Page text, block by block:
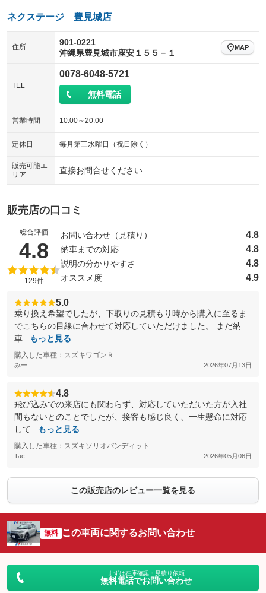
ネクステージ 豊見城店
住所
901-0221
沖縄県豊見城市座安１５５－１
MAP
TEL
0078-6048-5721
無料電話
営業時間 10:00～20:00
定休日 毎月第三水曜日（祝日除く）
販売可能エ
リア
直接お問合せください
販売店の口コミ
総合評価
4.8 （5点満点中）
129件
お問い合わせ（見積り） 4.8
納車までの対応 4.8
説明の分かりやすさ 4.8
オススメ度 4.9
5.0
乗り換え希望でしたが、下取りの見積もり時から購入に至るま
でこちらの目線に合わせて対応していただけました。 まだ納
車...
もっと見る
購入した車種：スズキワゴンＲ
みー 2026年07月13日
4.8
飛び込みでの来店にも関わらず、対応していただいた方が入社
間もないとのことでしたが、接客も感じ良く、一生懸命に対応
して...
もっと見る
購入した車種：スズキソリオバンディット
Tac 2026年05月06日
この販売店のレビュー一覧を見る
無料 この車両に関するお問い合わせ
まずは在庫確認・見積り依頼
無料電話でお問い合わせ